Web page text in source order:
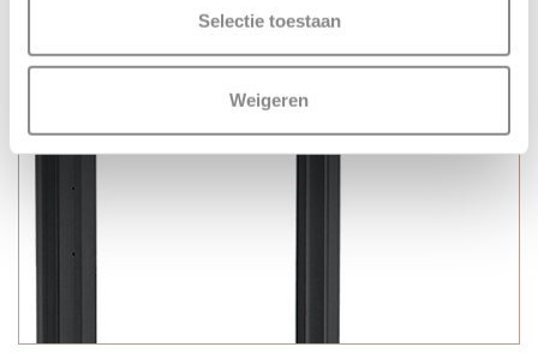
Selectie toestaan
Weigeren